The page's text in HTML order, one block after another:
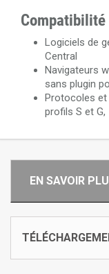
Compatibilité
Logiciels de
Central
Navigateurs
sans plugin
Protocoles et
profils S et G,
EN SAVOIR